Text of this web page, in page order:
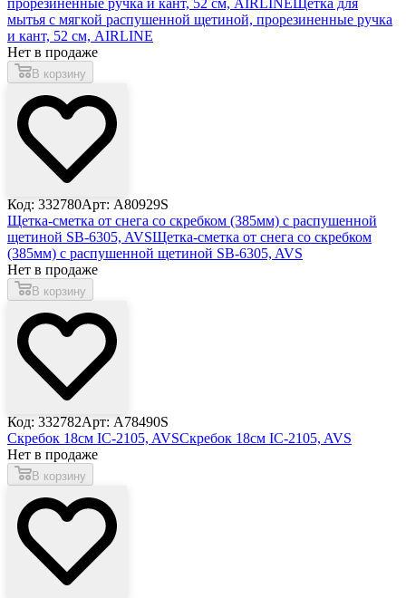
прорезиненные ручка и кант, 52 см, AIRLINEЩетка для
мытья с мягкой распушенной щетиной, прорезиненные ручка
и кант, 52 см, AIRLINE
Нет в продаже
В корзину
Код: 332780Арт: A80929S
Щетка-сметка от снега со скребком (385мм) с распушенной
щетиной SB-6305, AVSЩетка-сметка от снега со скребком
(385мм) с распушенной щетиной SB-6305, AVS
Нет в продаже
В корзину
Код: 332782Арт: A78490S
Скребок 18см IC-2105, AVSСкребок 18см IC-2105, AVS
Нет в продаже
В корзину